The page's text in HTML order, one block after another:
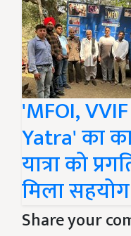
'MFOI,
Yatra' का
यात्रा को
मिला सहयोग
Share your